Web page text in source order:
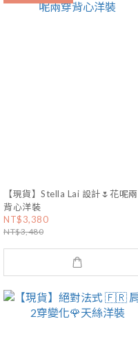
【現貨】Stella Lai 設計🌷花呢
背心洋裝
NT$3,380
NT$3,480